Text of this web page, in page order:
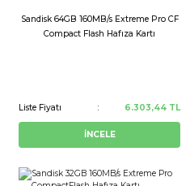
Sandisk 64GB 160MB/s Extreme Pro CF
Compact Flash Hafıza Kartı
Liste Fiyatı 6.303,44 TL
İNCELE